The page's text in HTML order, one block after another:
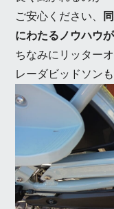
ご安心ください、
にわたるノウハウ
ちなみにリッター
レーダビッドソン